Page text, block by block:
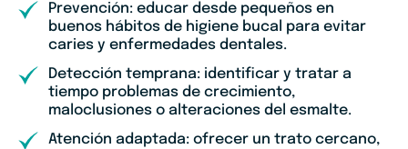
Prevención: educar desde pequeños en
buenos hábitos de higiene bucal para evitar
caries y enfermedades dentales.
Detección temprana: identificar y tratar a
tiempo problemas de crecimiento,
maloclusiones o alteraciones del esmalte.
Atención adaptada: ofrecer un trato cercano,